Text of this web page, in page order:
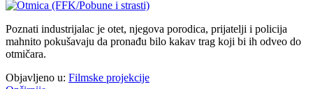
Poznati industrijalac je otet, njegova porodica, prijatelji i policija
mahnito pokušavaju da pronađu bilo kakav trag koji bi ih odveo do
otmičara.
Objavljeno u: Filmske projekcije